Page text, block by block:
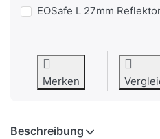
EOSafe L 27mm
Merken
Beschreibung